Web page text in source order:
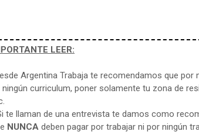
LEER:
Argentina Trabaja te recomendamos que
ningún curriculum, poner solamente tu zona de
te llaman de una entrevista te damos como
NUNCA deben pagar por trabajar ni por ningún